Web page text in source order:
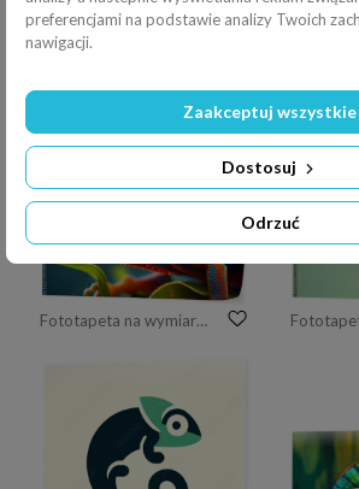
Fototapeta na wymiar closeup of a colorful chameleon lizard. generative AI
preferencjami na podstawie analizy Twoich
nawigacji.
Odrzuć
Dostosuj
Zaakceptuj wszystkie